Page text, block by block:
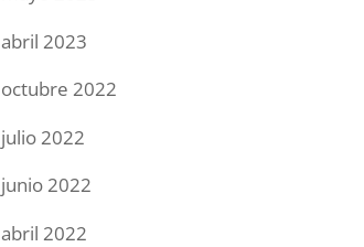
abril 2023
octubre 2022
julio 2022
junio 2022
abril 2022